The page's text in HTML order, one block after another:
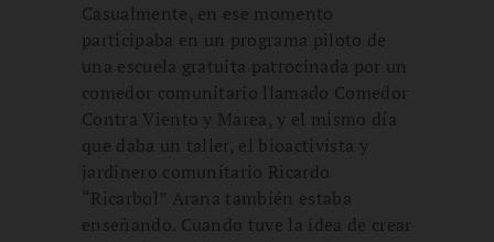
Casualmente, en ese momento
participaba en un programa piloto de
una escuela gratuita patrocinada por un
comedor comunitario llamado Comedor
Contra Viento y Marea, y el mismo día
que daba un taller, el bioactivista y
jardinero comunitario Ricardo
“Ricarbol” Arana también estaba
enseñando. Cuando tuve la idea de crear